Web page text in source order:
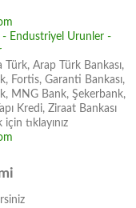
Arap Türk Bankası,
Fortis, Garanti Bankası,
MNG Bank, Şekerbank,
Kredi, Ziraat Bankası
tıklayınız